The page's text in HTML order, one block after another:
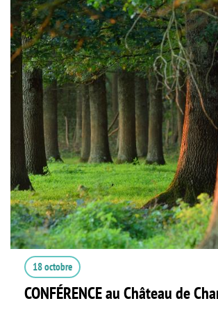
18 octobre
CONFÉRENCE au Château de